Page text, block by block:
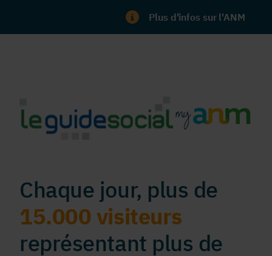
Plus d'infos sur l'ANM
Chaque jour, plus de
15.000 visiteurs
représentant plus de